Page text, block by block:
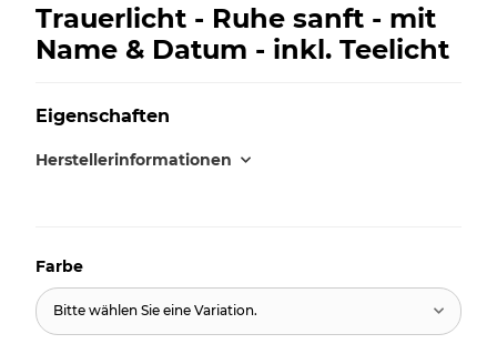
Trauerlicht - Ruhe sanft - mit
Name & Datum - inkl. Teelicht
Eigenschaften
Herstellerinformationen
Farbe
Bitte wählen Sie eine Variation.